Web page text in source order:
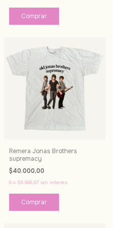
Comprar
Remera Jonas Brothers
supremacy
$40.000,00
6 x $6.666,67 sin interés
Comprar